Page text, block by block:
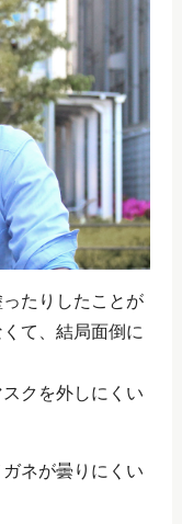
たりしたことが
て、結局面倒に
クを外しにくい
ネが曇りにくい